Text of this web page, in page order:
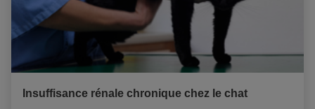
Insuffisance rénale chronique chez le chat